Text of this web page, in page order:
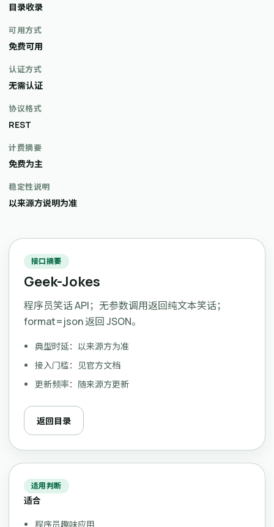
目录收录
可用方式
免费可用
认证方式
无需认证
协议格式
REST
计费摘要
免费为主
稳定性说明
以来源方说明为准
接口摘要
Geek-Jokes
程序员笑话 API；无参数调用返回纯文本笑话；
format=json 返回 JSON。
典型时延：以来源方为准
接入门槛：见官方文档
更新频率：随来源方更新
返回目录
适用判断
适合
程序员趣味应用